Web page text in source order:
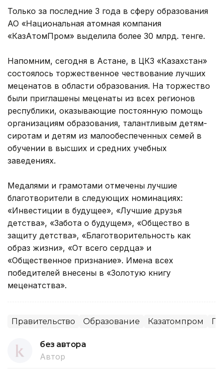
Только за последние 3 года в сферу образования
АО «Национальная атомная компания
«КазАтомПром» выделила более 30 млрд. тенге.
Напомним, сегодня в Астане, в ЦКЗ «Казахстан»
состоялось торжественное чествование лучших
меценатов в области образования. На торжество
были приглашены меценаты из всех регионов
республики, оказывающие постоянную помощь
организациям образования, талантливым детям-
сиротам и детям из малообеспеченных семей в
обучении в высших и средних учебных
заведениях.
Медалями и грамотами отмечены лучшие
благотворители в следующих номинациях:
«Инвестиции в будущее», «Лучшие друзья
детства», «Забота о будущем», «Общество в
защиту детства», «Благотворительность как
образ жизни», «От всего сердца» и
«Общественное признание». Имена всех
победителей внесены в «Золотую книгу
меценатства».
Правительство Образование Казатомпром
без автора
Автор